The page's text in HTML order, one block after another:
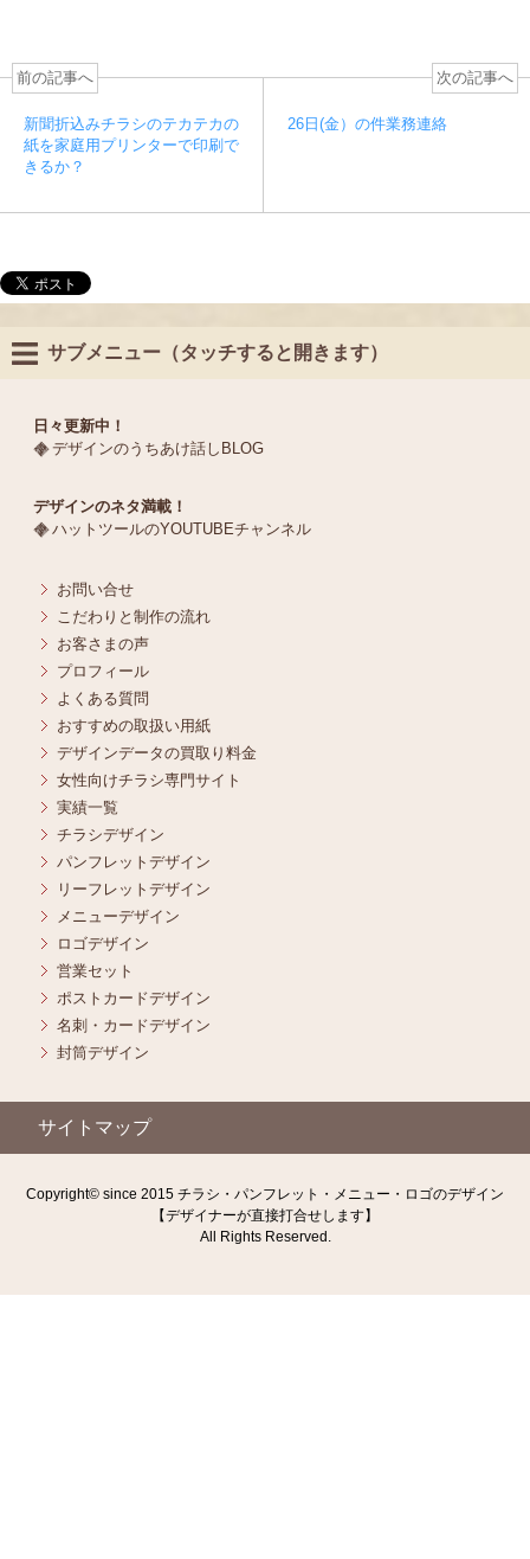
前の記事へ
新聞折込みチラシのテカテカの
紙を家庭用プリンターで印刷で
きるか？
次の記事へ
26日(金）の件業務連絡
サブメニュー（タッチすると開きます）
日々更新中！
デザインのうちあけ話しBLOG
デザインのネタ満載！
ハットツールのYOUTUBEチャンネル
お問い合せ
こだわりと制作の流れ
お客さまの声
プロフィール
よくある質問
おすすめの取扱い用紙
デザインデータの買取り料金
女性向けチラシ専門サイト
実績一覧
チラシデザイン
パンフレットデザイン
リーフレットデザイン
メニューデザイン
ロゴデザイン
営業セット
ポストカードデザイン
名刺・カードデザイン
封筒デザイン
サイトマップ
Copyright© since 2015 チラシ・パンフレット・メニュー・ロゴのデザイン
【デザイナーが直接打合せします】
All Rights Reserved.